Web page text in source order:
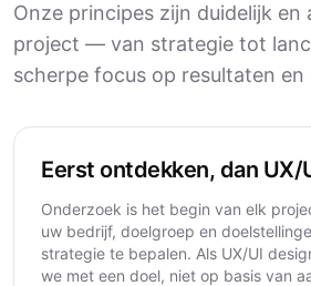
Onze principes zijn duidelijk en
project — van strategie tot
scherpe focus op resultaten en
Eerst ontdekken, dan UX/
Onderzoek is het begin van elk
uw bedrijf, doelgroep en
strategie te bepalen. Als UX/UI
we met een doel, niet op basis van